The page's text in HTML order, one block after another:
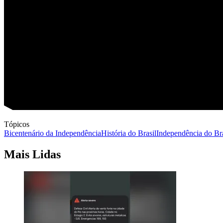
Tópicos
Bicentenário da IndependênciaHistória do BrasilIndependência do
Mais Lidas